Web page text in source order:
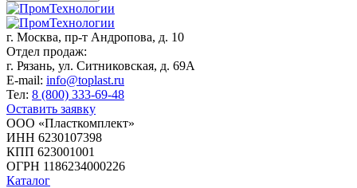
г. Москва, пр-т Андропова, д. 10
Отдел продаж:
г. Рязань, ул. Ситниковская, д. 69А
E-mail: info@toplast.ru
Тел: 8 (800) 333-69-48
Оставить заявку
ООО «Пласткомплект»
ИНН 6230107398
КПП 623001001
ОГРН 1186234000226
Каталог